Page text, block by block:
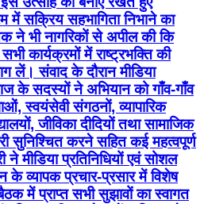
में सक्रिय सहभागिता निभाने का
ने भी नागरिकों से अपील की कि
कार्यक्रमों में राष्ट्रभक्ति की
लें। संवाद के दौरान मीडिया
के सदस्यों ने अभियान को गाँव-गाँव
स्वयंसेवी संगठनों, व्यापारिक
जीविका दीदियों तथा सामाजिक
सुनिश्चित करने सहित कई महत्वपूर्ण
ने मीडिया प्रतिनिधियों एवं सोशल
के व्यापक प्रचार-प्रसार में विशेष
में प्राप्त सभी सुझावों का स्वागत